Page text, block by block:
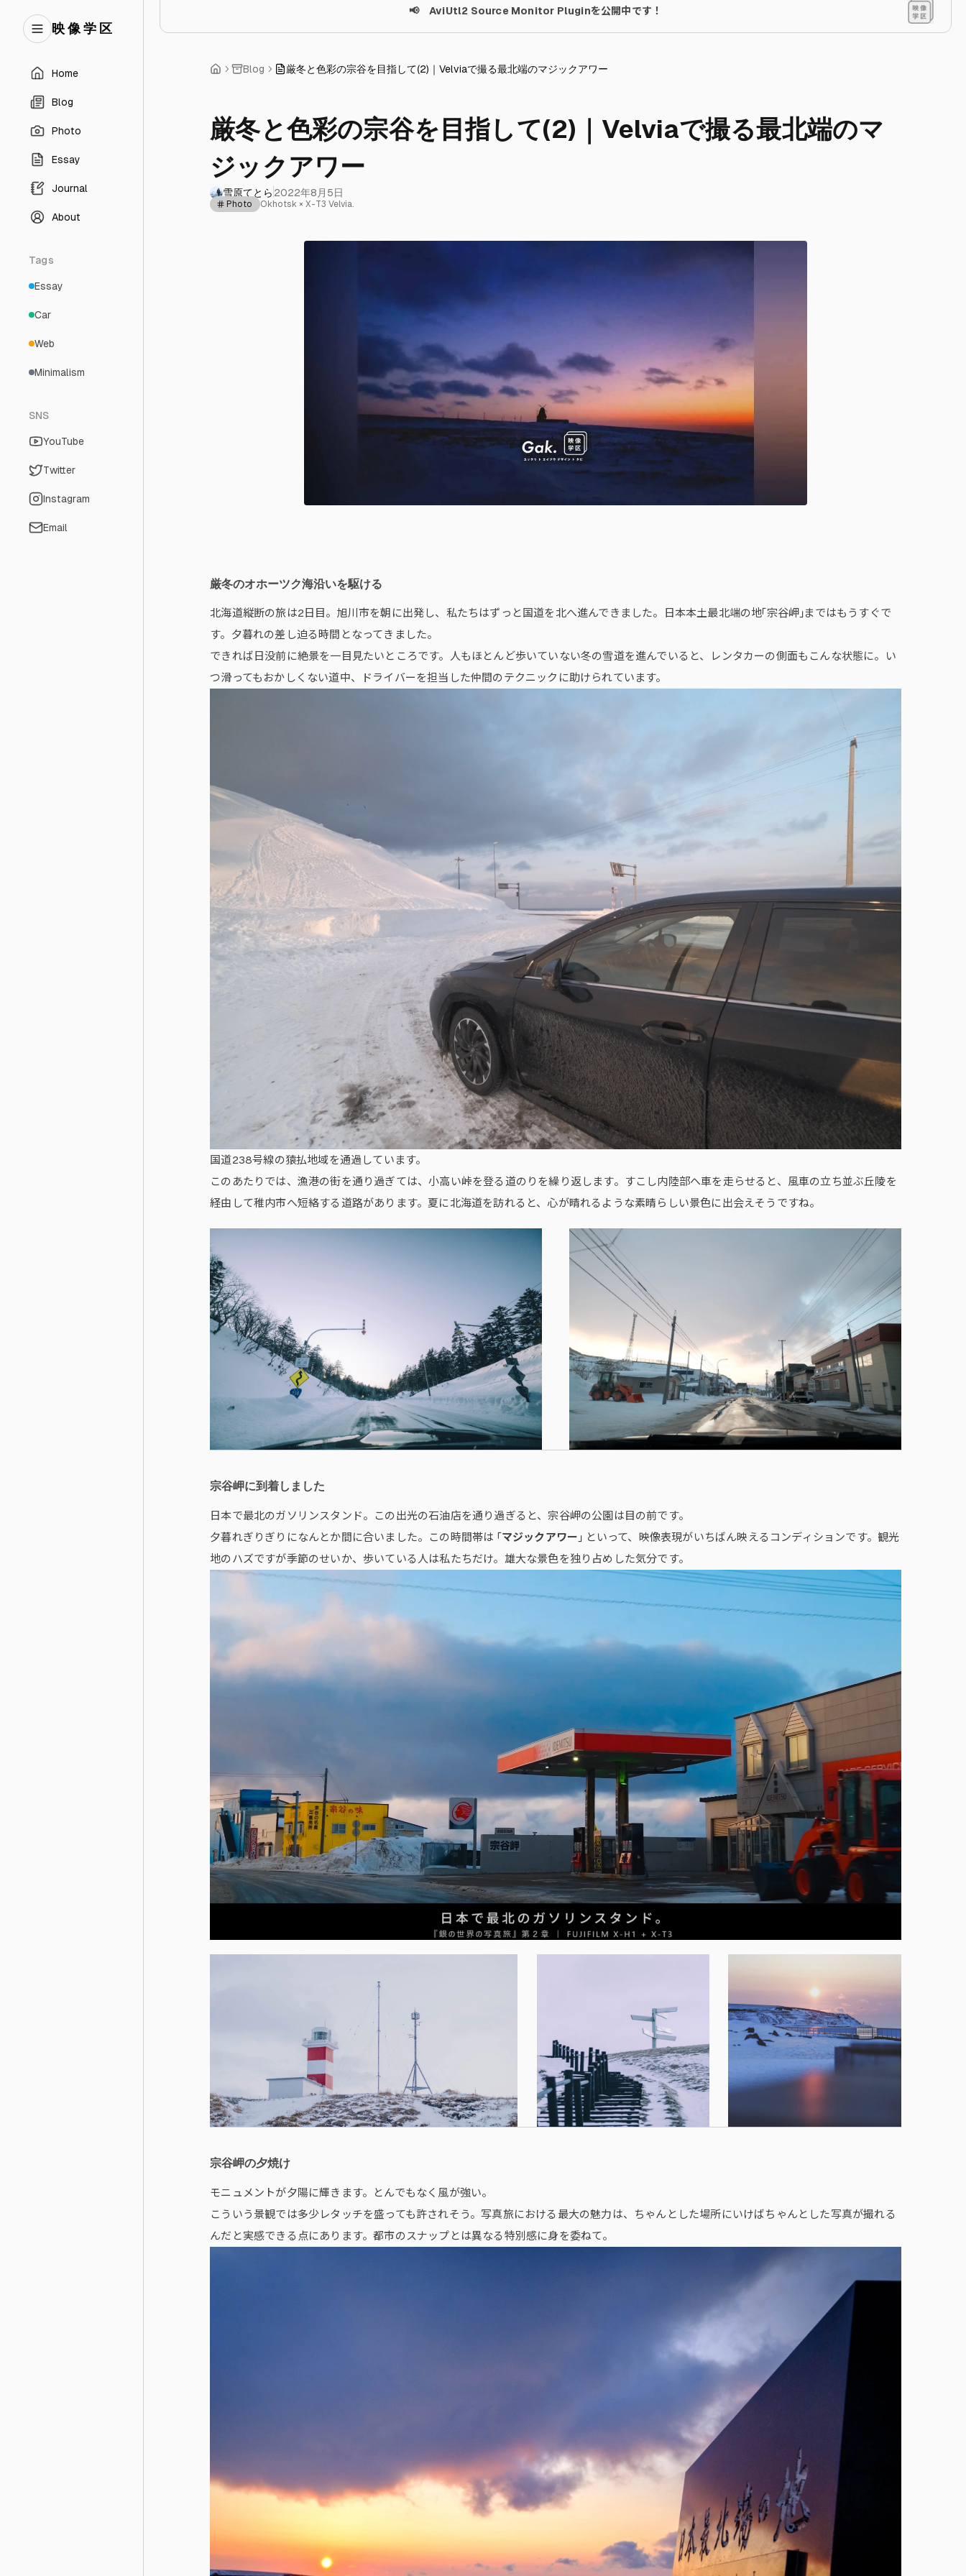
映 像 学 区
Home
Blog
Photo
Essay
Journal
About
Tags
Essay
Car
Web
Minimalism
SNS
YouTube
Twitter
Instagram
Email
📢 AviUtl2 Source Monitor Pluginを公開中です！
Blog 厳冬と色彩の宗谷を目指して(2)｜Velviaで撮る最北端のマジックアワー
厳冬と色彩の宗谷を目指して(2)｜Velviaで撮る最北端のマ
ジックアワー
雪原てとら 2022年8月5日
Photo Okhotsk × X-T3 Velvia.
厳冬のオホーツク海沿いを駆ける
北海道縦断の旅は2日目。旭川市を朝に出発し、私たちはずっと国道を北へ進んできました。日本本土最北端の地「宗谷岬」まではもうすぐで
す。夕暮れの差し迫る時間となってきました。
できれば日没前に絶景を一目見たいところです。人もほとんど歩いていない冬の雪道を進んでいると、レンタカーの側面もこんな状態に。い
つ滑ってもおかしくない道中、ドライバーを担当した仲間のテクニックに助けられています。
国道238号線の猿払地域を通過しています。
このあたりでは、漁港の街を通り過ぎては、小高い峠を登る道のりを繰り返します。すこし内陸部へ車を走らせると、風車の立ち並ぶ丘陵を
経由して稚内市へ短絡する道路があります。夏に北海道を訪れると、心が晴れるような素晴らしい景色に出会えそうですね。
宗谷岬に到着しました
日本で最北のガソリンスタンド。この出光の石油店を通り過ぎると、宗谷岬の公園は目の前です。
夕暮れぎりぎりになんとか間に合いました。この時間帯は 「マジックアワー 」 といって、映像表現がいちばん映えるコンディションです。観光
地のハズですが季節のせいか、歩いている人は私たちだけ。雄大な景色を独り占めした気分です。
宗谷岬の夕焼け
モニュメントが夕陽に輝きます。とんでもなく風が強い。
こういう景観では多少レタッチを盛っても許されそう。写真旅における最大の魅力は、ちゃんとした場所にいけばちゃんとした写真が撮れる
んだと実感できる点にあります。都市のスナップとは異なる特別感に身を委ねて。